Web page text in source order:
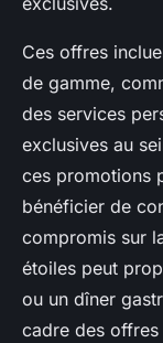
Ces offres
de gamme,
des services
exclusives au
ces promotions
bénéficier de
compromis sur
étoiles peut
ou un dîner
cadre des